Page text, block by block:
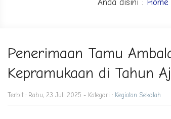
Anda disini : Home
Penerimaan Tamu
Kepramukaan di Tahun
Terbit : Rabu, 23 Juli 2025 - Kategori : Kegiatan Sekolah